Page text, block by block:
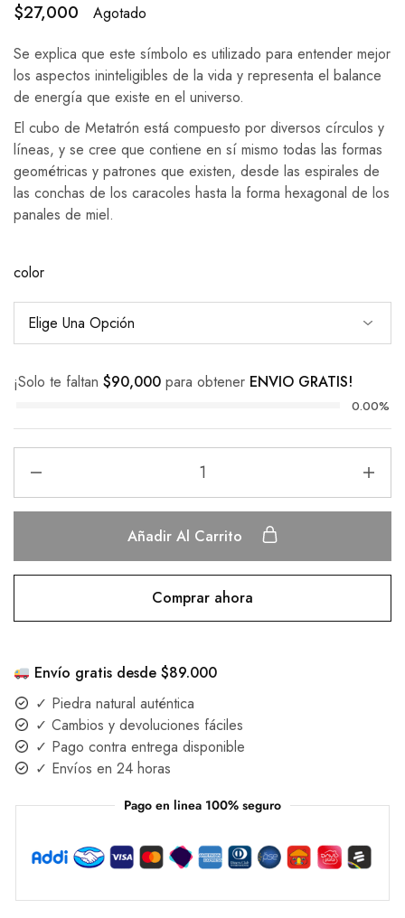
$27,000
Agotado
Se explica que este símbolo es utilizado para entender mejor
los aspectos ininteligibles de la vida y representa el balance
de energía que existe en el universo.
El cubo de Metatrón está compuesto por diversos círculos y
líneas, y se cree que contiene en sí mismo todas las formas
geométricas y patrones que existen, desde las espirales de
las conchas de los caracoles hasta la forma hexagonal de los
panales de miel.
color
¡Solo te faltan $90,000 para obtener ENVIO GRATIS!
0.00%
Añadir Al Carrito
Comprar ahora
Envío gratis desde $89.000
✓ Piedra natural auténtica
✓ Cambios y devoluciones fáciles
✓ Pago contra entrega disponible
✓ Envíos en 24 horas
Pago en linea 100% seguro